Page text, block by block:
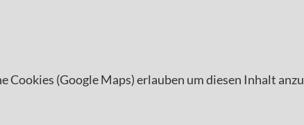
Cookies (Google Maps) erlauben um diesen Inhalt